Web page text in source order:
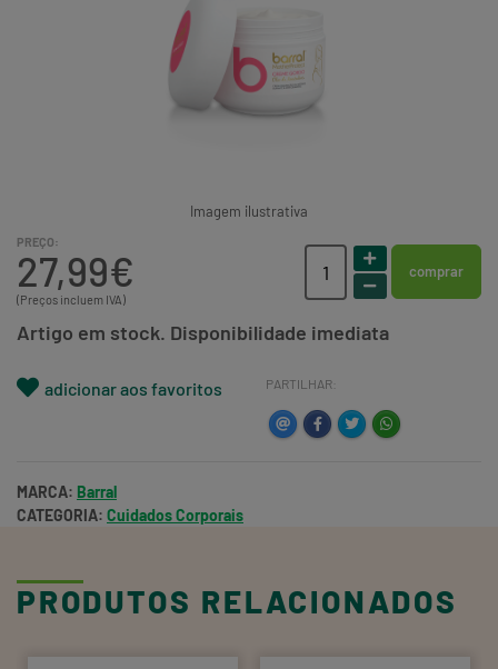
Imagem ilustrativa
PREÇO:
27,99€
(Preços incluem IVA)
comprar
Artigo em stock. Disponibilidade imediata
adicionar aos favoritos PARTILHAR:
MARCA: Barral
CATEGORIA: Cuidados Corporais
PRODUTOS RELACIONADOS